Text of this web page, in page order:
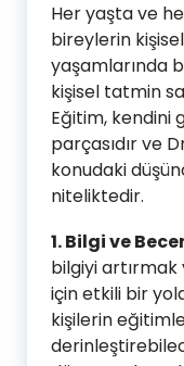
Her yaşta ve
bireylerin
yaşamlarında
kişisel tatmin
Eğitim, kendini
parçasıdır ve
konudaki
niteliktedir.
1. Bilgi ve
bilgiyi
için etkili bir
kişilerin